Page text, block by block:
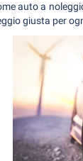
auto a
giusta per